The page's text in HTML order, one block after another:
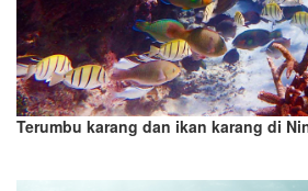
Terumbu karang dan ikan karang di